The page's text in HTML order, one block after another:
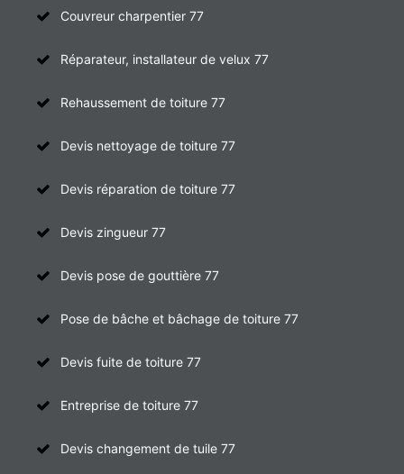
Couvreur charpentier 77
Réparateur, installateur de velux 77
Rehaussement de toiture 77
Devis nettoyage de toiture 77
Devis réparation de toiture 77
Devis zingueur 77
Devis pose de gouttière 77
Pose de bâche et bâchage de toiture 77
Devis fuite de toiture 77
Entreprise de toiture 77
Devis changement de tuile 77